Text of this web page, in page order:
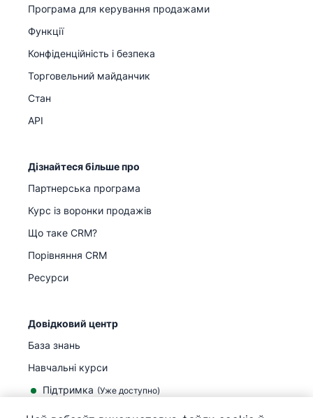
Програма для керування продажами
Функції
Конфіденційність і безпека
Торговельний майданчик
Стан
API
Дізнайтеся більше про
Партнерська програма
Курс із воронки продажів
Що таке CRM?
Порівняння CRM
Ресурси
Довідковий центр
База знань
Навчальні курси
Підтримка (Уже доступно)